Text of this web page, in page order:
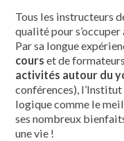
Tous les instructeurs
qualité pour s’occuper
Par sa longue
cours et de
activités autour du
conférences),
logique comme le
ses nombreux
une vie !